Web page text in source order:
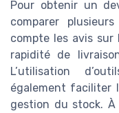
Pour obtenir un
comparer
compte les avis sur
rapidité de
L’utilisation
également faciliter
gestion du stock.